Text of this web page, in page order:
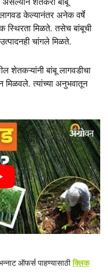
असल्याने शेतकरी बांबू
केल्यानंतर अनेक वर्षे
स्थिरता मिळते. तसेच बांबूची
चांगले मिळते.
शेतकऱ्यांनी बांबू लागवडीचा
त्यांच्या अनुभवातून
ऑफर्स पाहण्यासाठीक्लिक